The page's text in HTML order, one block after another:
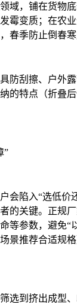
域，铺在货物底
霉变质；在农
春季防止倒春寒
防刮擦、户外
的特点（折叠
”
会陷入“选低价
的关键。正规
等参数，避免“
景推荐合适规
选到挤出成型